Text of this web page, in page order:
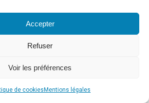
Accepter
Refuser
Voir les préférences
de cookies Mentions légales
Support [ Agence CS ] - Conseil en
menu_principal